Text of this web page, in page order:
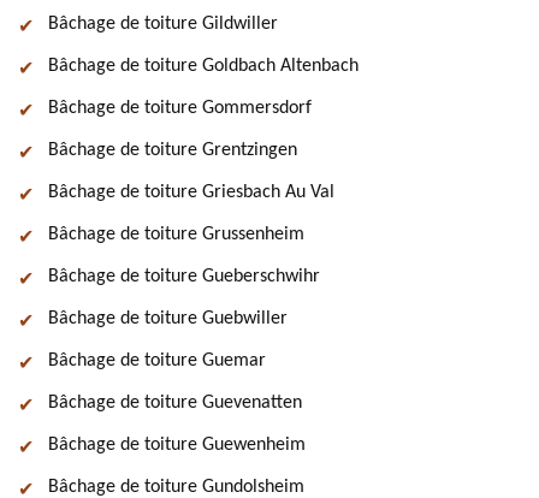
Bâchage de toiture Gildwiller
Bâchage de toiture Goldbach Altenbach
Bâchage de toiture Gommersdorf
Bâchage de toiture Grentzingen
Bâchage de toiture Griesbach Au Val
Bâchage de toiture Grussenheim
Bâchage de toiture Gueberschwihr
Bâchage de toiture Guebwiller
Bâchage de toiture Guemar
Bâchage de toiture Guevenatten
Bâchage de toiture Guewenheim
Bâchage de toiture Gundolsheim